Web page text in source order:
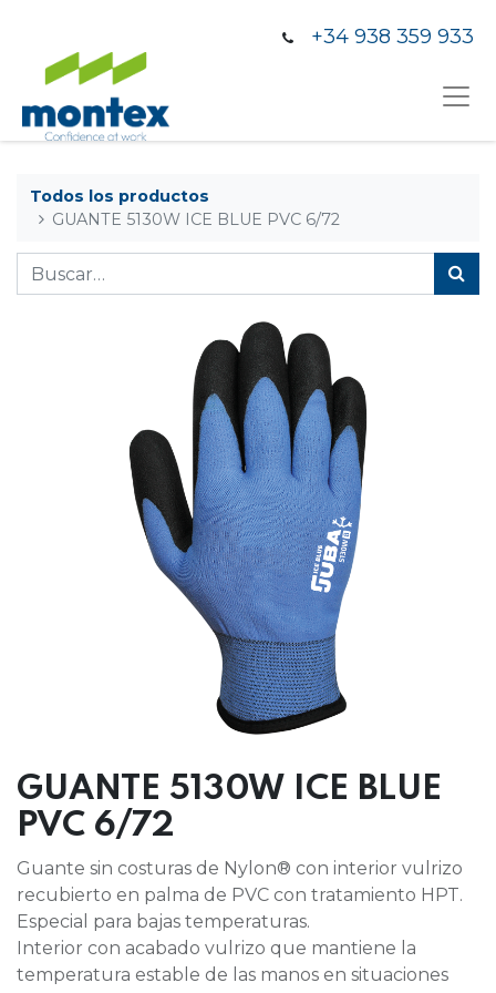
+34 938 359 933
Todos los productos
GUANTE 5130W ICE BLUE PVC 6/72
GUANTE 5130W ICE BLUE
PVC 6/72
Guante sin costuras de Nylon® con interior vulrizo
recubierto en palma de PVC con tratamiento HPT.
Especial para bajas temperaturas.
Interior con acabado vulrizo que mantiene la
temperatura estable de las manos en situaciones